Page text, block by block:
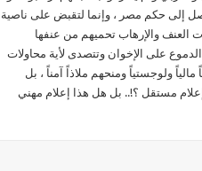
إلى حكم مصر ، وإنما لتقبض على ناصية
العنف والإرهاب تحميهم من عنفها
على الإخوان وتتصدى لأية محاولات
ولوجستياً ومنحهم ملاذاً آمناً ، بل
مستقل ؟!.. بل هل هذا إعلام مهني